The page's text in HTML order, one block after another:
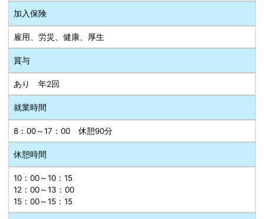
加入保険
雇用、労災、健康、厚生
賞与
あり 年2回
就業時間
8：00～17：00 休憩90分
休憩時間
10：00～10：15
12：00～13：00
15：00～15：15